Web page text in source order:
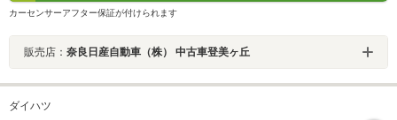
カーセンサーアフター保証が付けられます
販売店： 奈良日産自動車（株） 中古車登美ヶ丘
ダイハツ